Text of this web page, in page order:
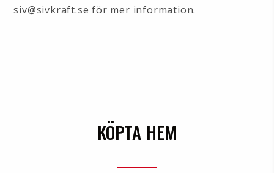
siv@sivkraft.se för mer information.
KÖPTA HEM